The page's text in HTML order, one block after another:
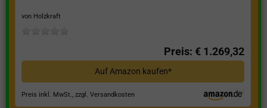
von Holzkraft
Preis: € 1.269,32
Auf Amazon kaufen*
Preis inkl. MwSt., zzgl. Versandkosten